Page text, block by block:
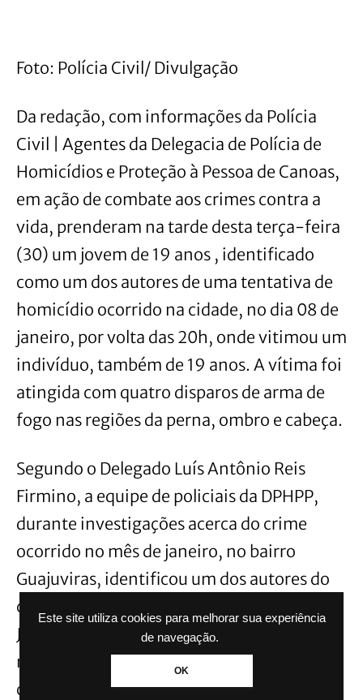
Este site utiliza cookies para melhorar sua experiência
de navegação.
OK
Foto: Polícia Civil/ Divulgação
Da redação, com informações da Polícia
Civil | Agentes da Delegacia de Polícia de
Homicídios e Proteção à Pessoa de Canoas,
em ação de combate aos crimes contra a
vida, prenderam na tarde desta terça-feira
(30) um jovem de 19 anos , identificado
como um dos autores de uma tentativa de
homicídio ocorrido na cidade, no dia 08 de
janeiro, por volta das 20h, onde vitimou um
indivíduo, também de 19 anos. A vítima foi
atingida com quatro disparos de arma de
fogo nas regiões da perna, ombro e cabeça.
Segundo o Delegado Luís Antônio Reis
Firmino, a equipe de policiais da DPHPP,
durante investigações acerca do crime
ocorrido no mês de janeiro, no bairro
Guajuviras, identificou um dos autores do
crime e representou junto ao Poder
Judiciário pela prisão temporária do
mesmo. Firmino afirmou que o crime tem
como motivação a disputa pelo tráfico de